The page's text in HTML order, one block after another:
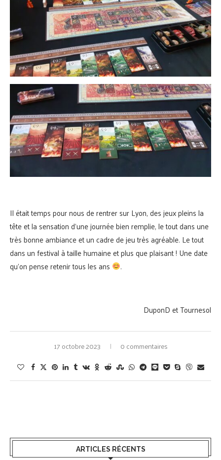
Il était temps pour nous de rentrer sur Lyon, des jeux pleins la
tête et la sensation d’une journée bien remplie, le tout dans une
très bonne ambiance et un cadre de jeu très agréable. Le tout
dans un festival à taille humaine et plus que plaisant ! Une date
qu’on pense retenir tous les ans
.
DuponD et Tournesol
17 octobre 2023 0 commentaires
ARTICLES RÉCENTS